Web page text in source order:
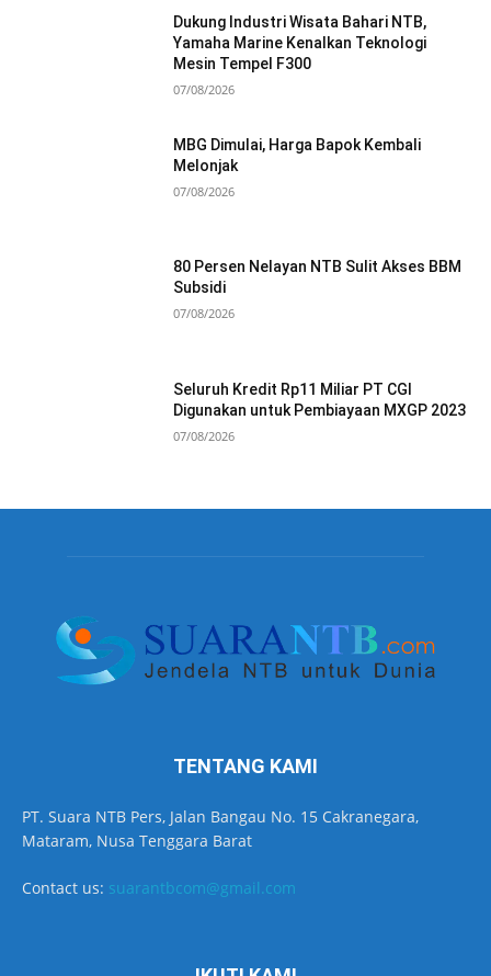
Dukung Industri Wisata Bahari NTB,
Yamaha Marine Kenalkan Teknologi
Mesin Tempel F300
07/08/2026
MBG Dimulai, Harga Bapok Kembali
Melonjak
07/08/2026
80 Persen Nelayan NTB Sulit Akses BBM
Subsidi
07/08/2026
Seluruh Kredit Rp11 Miliar PT CGI
Digunakan untuk Pembiayaan MXGP 2023
07/08/2026
TENTANG KAMI
PT. Suara NTB Pers, Jalan Bangau No. 15 Cakranegara,
Mataram, Nusa Tenggara Barat
Contact us: suarantbcom@gmail.com